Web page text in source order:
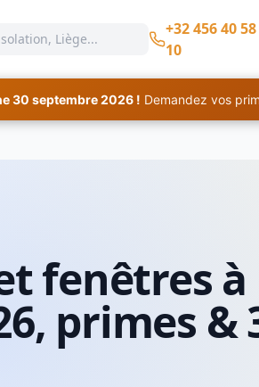
+32 456 40 58
10
30 septembre 2026 ! Demandez vos
fenêtres à
primes &